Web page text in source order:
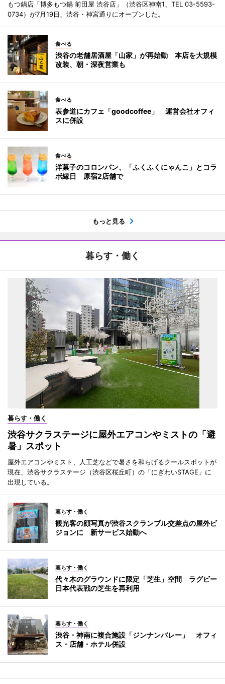
もつ鍋店「博多もつ鍋 前田屋 渋谷店」（渋谷区神南1、TEL 03-5593-
0734）が7月19日、渋谷・神宮通りにオープンした。
食べる
渋谷の老舗居酒屋「山家」が再始動 本店を大規模
改装、朝・深夜営業も
食べる
表参道にカフェ「goodcoffee」 運営会社オフィ
スに併設
食べる
洋菓子のコロンバン、「ふくふくにゃんこ」とコラ
ボ縁日 原宿2店舗で
もっと見る
暮らす・働く
暮らす・働く
渋谷サクラステージに屋外エアコンやミストの「避
暑」スポット
屋外エアコンやミスト、人工芝などで暑さを和らげるクールスポットが
現在、渋谷サクラステージ（渋谷区桜丘町）の「にぎわいSTAGE」に
出現している。
暮らす・働く
観光客の顔写真が渋谷スクランブル交差点の屋外ビ
ジョンに 新サービス始動へ
暮らす・働く
代々木のグラウンドに限定「芝生」空間 ラグビー
日本代表戦の芝生を再利用
暮らす・働く
渋谷・神南に複合施設「ジンナンバレー」 オフィ
ス・店舗・ホテル併設